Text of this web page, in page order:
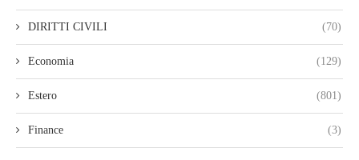
DIRITTI CIVILI (70)
Economia (129)
Estero (801)
Finance (3)